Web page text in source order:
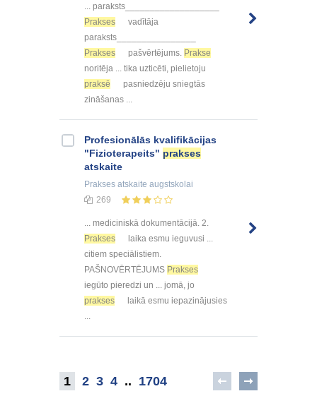
... paraksts___________________
Prakses
vadītāja
paraksts________________
Prakses
pašvērtējums. Prakse
noritēja ... tika uzticēti, pielietoju
praksē
pasniedzēju sniegtās
zināšanas ...
Profesionālās kvalifikācijas
"Fizioterapeits" prakses
atskaite
Prakses atskaite augstskolai
269
... mediciniskā dokumentācijā. 2.
Prakses
laika esmu ieguvusi ...
citiem speciālistiem.
PAŠNOVĒRTĒJUMS Prakses
iegūto pieredzi un ... jomā, jo
prakses
laikā esmu iepazinājusies
...
1 2 3 4 .. 1704